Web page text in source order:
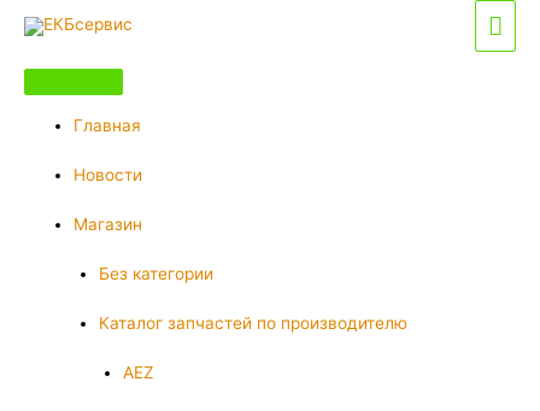
Перейти
содержимому
Главная
Новости
Магазин
Без категории
Каталог запчастей по производителю
AEZ